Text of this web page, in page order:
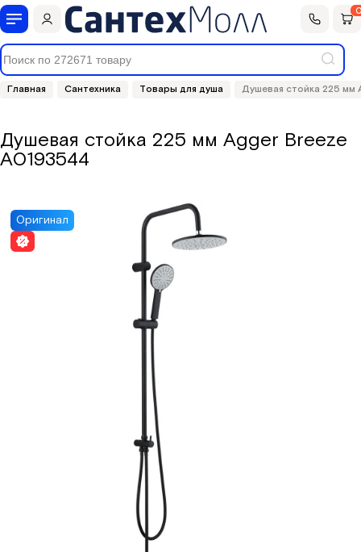
Сантехника Фильтры для воды
Главная Сантехника Товары для душа Душевая стойка 225 мм
Душевая стойка 225 мм Agger Breeze
A0193544
Оригинал